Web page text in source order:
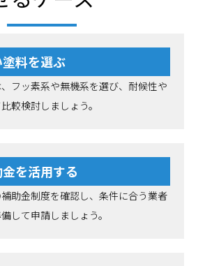
料を選ぶ
フッ素系や無機系を選び、耐候性や
較検討しましょう。
を活用する
助金制度を確認し、条件に合う業者
して申請しましょう。